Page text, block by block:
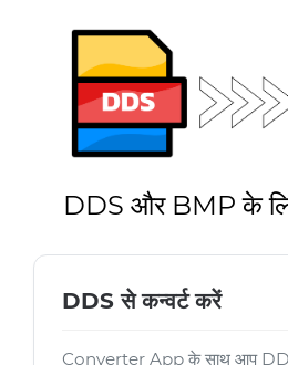
DDS और BMP के
DDS से कन्वर्ट करें
Converter App के साथ आप